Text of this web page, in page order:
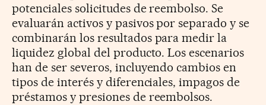
potenciales solicitudes de reembolso. Se
evaluarán activos y pasivos por separado y se
combinarán los resultados para medir la
liquidez global del producto. Los escenarios
han de ser severos, incluyendo cambios en
tipos de interés y diferenciales, impagos de
préstamos y presiones de reembolsos.